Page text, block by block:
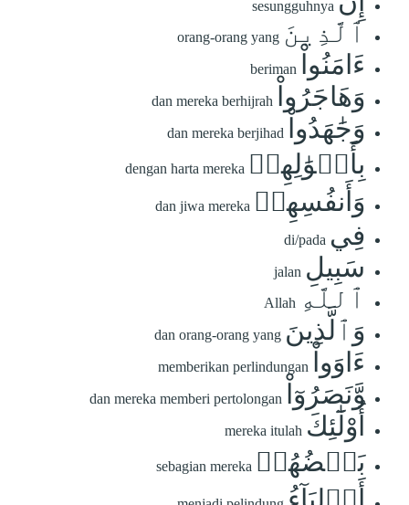
sesungguhnya
ٱلَّذِينَ orang-orang yang
ءَامَنُواْ beriman
وَهَاجَرُواْ dan mereka berhijrah
وَجَٰهَدُواْ dan mereka berjihad
بِأَمۡوَٰلِهِمۡ dengan harta mereka
وَأَنفُسِهِمۡ dan jiwa mereka
فِي di/pada
سَبِيلِ jalan
ٱللَّهِ Allah
وَٱلَّذِينَ dan orang-orang yang
ءَاوَواْ memberikan perlindungan
وَّنَصَرُوٓاْ dan mereka memberi pertolongan
أُوْلَٰٓئِكَ mereka itulah
بَعۡضُهُمۡ sebagian mereka
أَوۡلِيَآءُ